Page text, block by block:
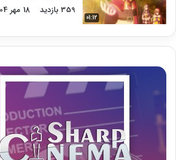
01:12
359 بازدید
18 مهر 1404